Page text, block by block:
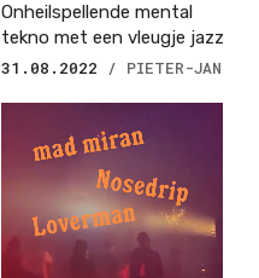
Onheilspellende mental
tekno met een vleugje jazz
31.08.2022
/ PIETER-JAN